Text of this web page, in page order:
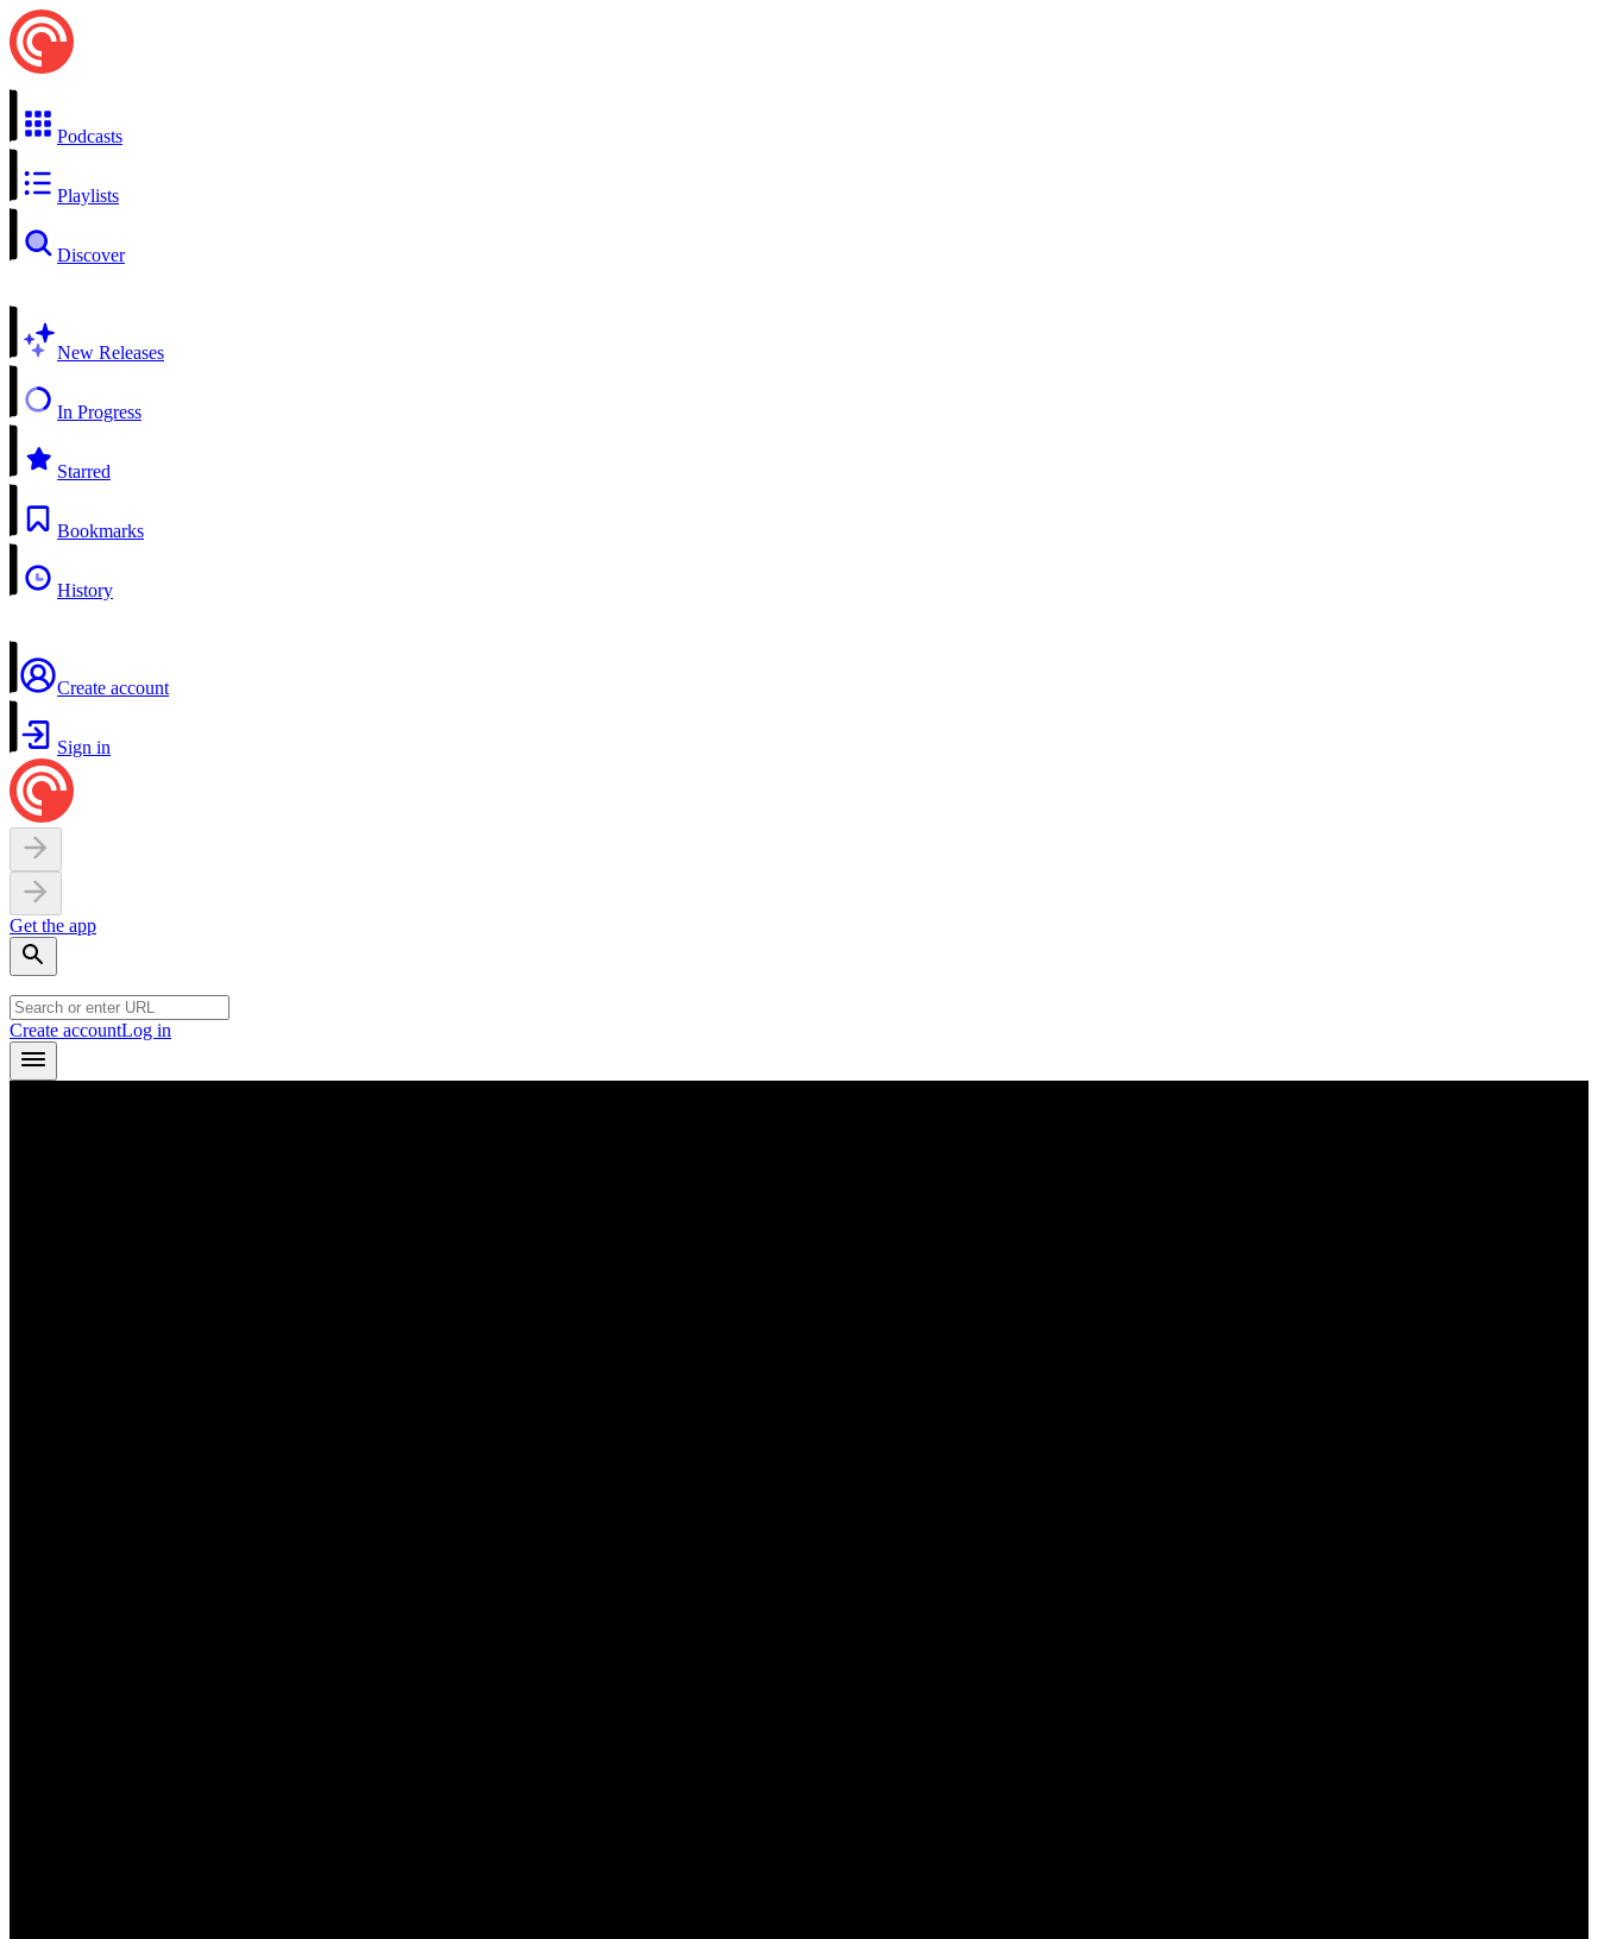
Podcasts
Playlists
Discover
New Releases
In Progress
Starred
Bookmarks
History
Create account
Sign in
Get the app
Create accountLog in